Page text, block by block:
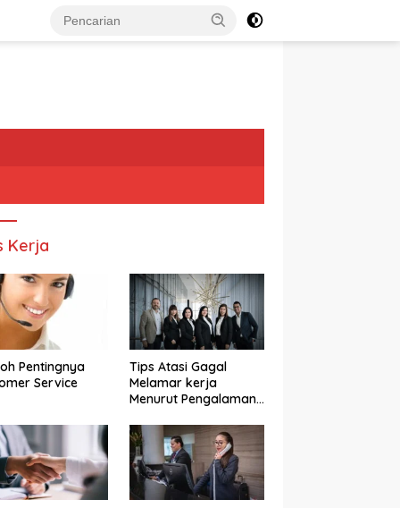
Kerja
Pentingnya
Service
Tips Atasi Gagal
Melamar kerja
Menurut Pengalaman